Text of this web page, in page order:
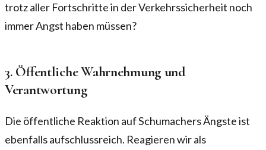
trotz aller Fortschritte in der Verkehrssicherheit noch
immer Angst haben müssen?
3. Öffentliche Wahrnehmung und
Verantwortung
Die öffentliche Reaktion auf Schumachers Ängste ist
ebenfalls aufschlussreich. Reagieren wir als